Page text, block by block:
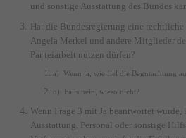
und sonstige Ausstattung des Bundes­
Hat die Bundesregierung eine
Angela Merkel und andere Mitglieder
Par­ teiarbeit nutzen dürfen?
a) Wenn ja, wie fiel die Begutachtung
b) Falls nein, wieso nicht?
Wenn Frage 3 mit Ja beantwortet
Ausstattung, Personal oder sonstige